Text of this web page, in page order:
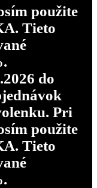
použite
Tieto
do
Pri
použite
Tieto